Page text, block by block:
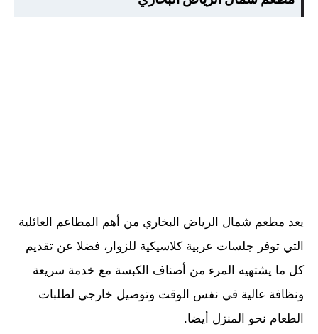
يعد مطعم شمال الرياض البخاري من أهم المطاعم العائلية
التي توفر جلسات عربية كلاسيكية للزوار، فضلا عن تقديم
كل ما يشتهيه المرء من أصناف الكبسة مع خدمة سريعة
ونظافة عالية في نفس الوقت وتوصيل خارجي لطلبات
الطعام نحو المنزل أيضا.